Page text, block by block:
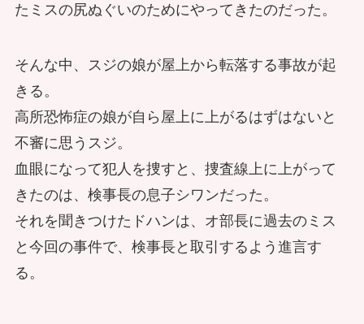
たミスの尻ぬぐいのためにやってきたのだった。
そんな中、スジの娘が屋上から転落する事故が起
きる。
高所恐怖症の娘が自ら屋上に上がるはずはないと
不審に思うスジ。
血眼になって犯人を捜すと、捜査線上に上がって
きたのは、検事長の息子シワンだった。
それを聞きつけたドハンは、オ部長に過去のミス
と今回の事件で、検事長と取引するよう進言す
る。